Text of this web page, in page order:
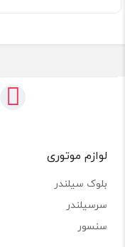
لوازم موتوری
بلوک سیلندر
سرسیلندر
سنسور